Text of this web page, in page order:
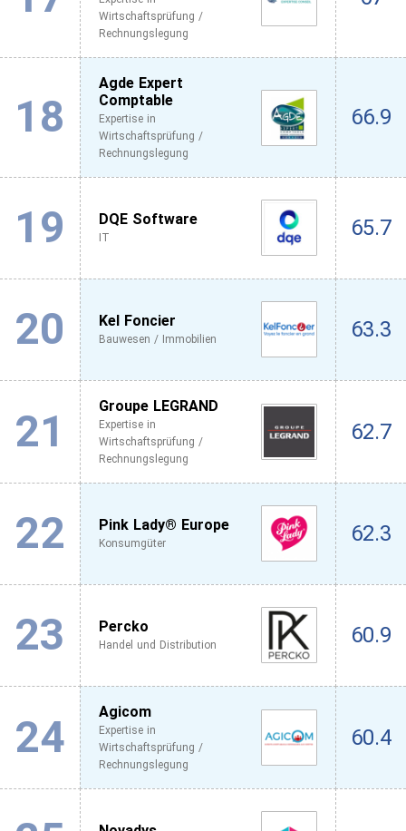
Wirtschaftsprüfung /
Rechnungslegung
18
Agde Expert
Comptable
Expertise in
Wirtschaftsprüfung /
Rechnungslegung
66.9
19 DQE Software
IT 65.7
20 Kel Foncier
Bauwesen / Immobilien 63.3
21 Groupe LEGRAND
Expertise in
Wirtschaftsprüfung /
Rechnungslegung
62.7
22 Pink Lady® Europe
Konsumgüter 62.3
23 Percko
Handel und Distribution 60.9
24 Agicom
Expertise in
Wirtschaftsprüfung /
Rechnungslegung
60.4